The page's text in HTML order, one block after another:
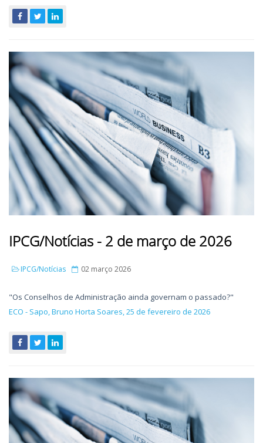
IPCG/Notícias - 2 de março de 2026
IPCG/Notícias 02 março 2026
"Os Conselhos de Administração ainda governam o passado?"
ECO - Sapo, Bruno Horta Soares, 25 de fevereiro de 2026